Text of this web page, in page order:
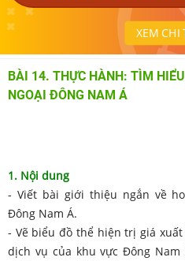
XEM CHI
BÀI 14. THỰC HÀNH: TÌM
NGOẠI ĐÔNG NAM Á
1. Nội dung
- Viết bài giới thiệu ngắn về
Đông Nam Á.
- Vẽ biểu đồ thể hiện trị giá
dịch vụ của khu vực Đông Nam